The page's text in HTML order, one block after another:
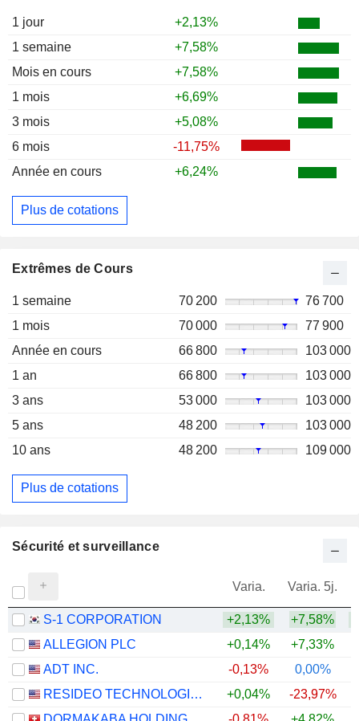
1 jour
+2,13%
1 semaine
+7,58%
Mois en cours
+7,58%
1 mois
+6,69%
3 mois
+5,08%
6 mois
-11,75%
Année en cours
+6,24%
Plus de cotations
Extrêmes de Cours
1 semaine 70 200
76 700
1 mois
70 000
77 900
Année en cours
66 800
103 000
1 an
66 800
103 000
3 ans
53 000
103 000
5 ans
48 200
103 000
10 ans
48 200 109 000
Plus de cotations
Sécurité et surveillance
Varia. Varia. 5j.
S-1 CORPORATION +2,13% +7,58%
ALLEGION PLC
+0,14% +7,33%
ADT INC.
-0,13% 0,00%
RESIDEO TECHNOLOGIES, INC.
+0,04% -23,97%